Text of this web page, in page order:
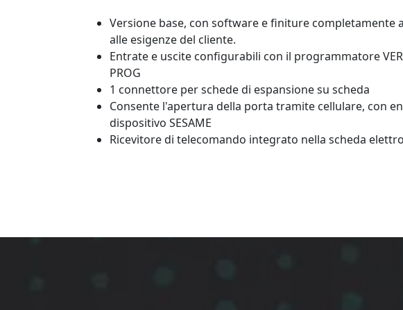
Versione base, con software e finiture completamente
alle esigenze del cliente.
Entrate e uscite configurabili con il programmatore
PROG
1 connettore per schede di espansione su scheda
Consente l'apertura della porta tramite cellulare, con
dispositivo SESAME
Ricevitore di telecomando integrato nella scheda